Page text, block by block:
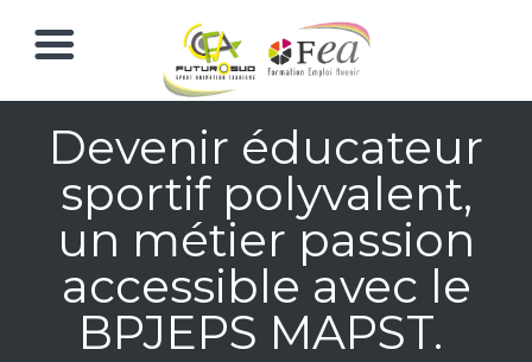
Devenir éducateur
sportif polyvalent,
un métier passion
accessible avec le
BPJEPS MAPST.